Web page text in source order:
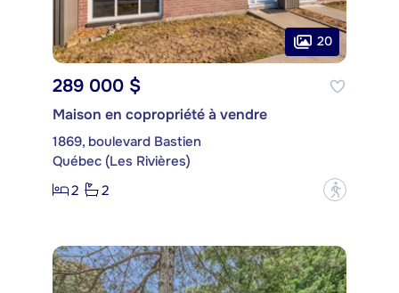
20
289 000 $
Maison en copropriété à vendre
1869, boulevard Bastien
Québec (Les Rivières)
2
2 ?